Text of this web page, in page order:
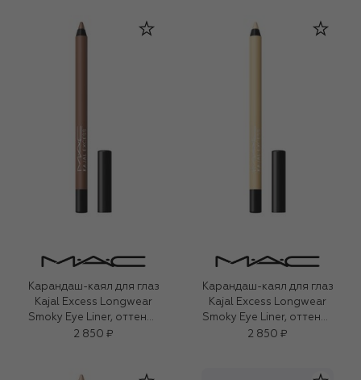
Карандаш-каял для глаз
Kajal Excess Longwear
Smoky Eye Liner, оттенок
HodgePodging (1,2g)
2 850 ₽
Карандаш-каял для глаз
Kajal Excess Longwear
Smoky Eye Liner, оттенок
Ecru (1,2g)
2 850 ₽